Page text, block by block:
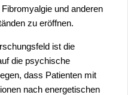
und anderen
zu eröffnen.
ist die
die psychische
dass Patienten mit
nach energetischen